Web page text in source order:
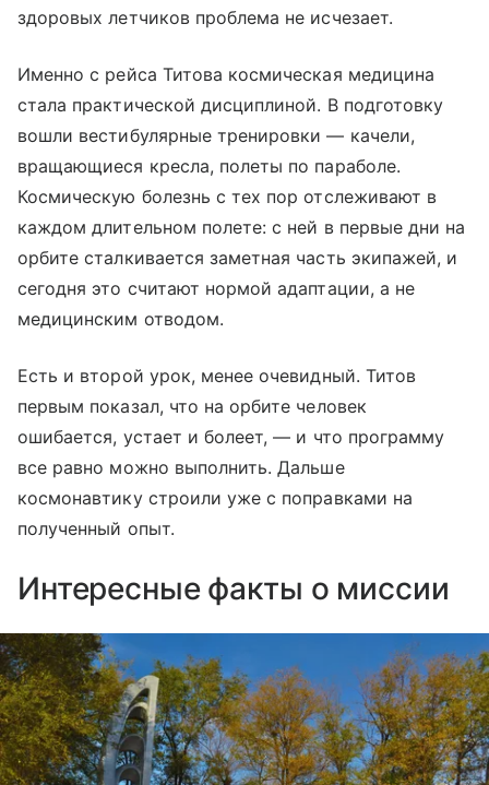
здоровых летчиков проблема не исчезает.
Именно с рейса Титова космическая медицина
стала практической дисциплиной. В подготовку
вошли вестибулярные тренировки — качели,
вращающиеся кресла, полеты по параболе.
Космическую болезнь с тех пор отслеживают в
каждом длительном полете: с ней в первые дни на
орбите сталкивается заметная часть экипажей, и
сегодня это считают нормой адаптации, а не
медицинским отводом.
Есть и второй урок, менее очевидный. Титов
первым показал, что на орбите человек
ошибается, устает и болеет, — и что программу
все равно можно выполнить. Дальше
космонавтику строили уже с поправками на
полученный опыт.
Интересные факты о миссии